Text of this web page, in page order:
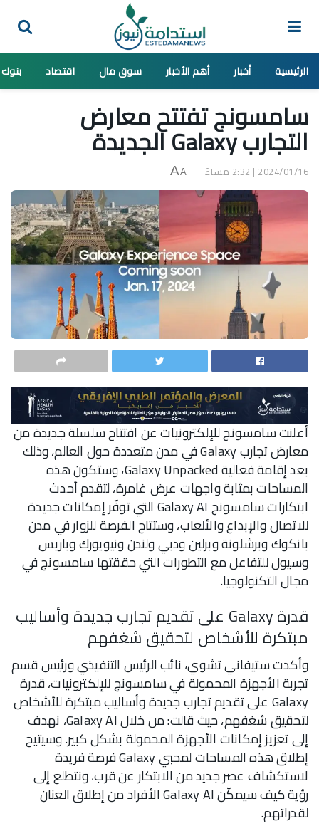
الرئيسية أخبار أهم الأخبار سوق مال اقتصاد بنوك
سامسونج تفتتح معارض
التجارب Galaxy الجديدة
2024/01/16 | 2:32 مساءً A
A
أعلنت سامسونج للإلكترونيات عن افتتاح سلسلة جديدة من
معارض تجارب Galaxy في مدن متعددة حول العالم، وذلك
بعد إقامة فعالية Galaxy Unpacked، وستكون هذه
المساحات بمثابة واجهات عرض غامرة، لتقدم أحدث
ابتكارات سامسونج Galaxy AI التي توفّر إمكانات جديدة
للاتصال والإبداع والألعاب، وستتاح الفرصة للزوار في مدن
بانكوك وبرشلونة وبرلين ودبي ولندن ونيويورك وباريس
وسيول للتفاعل مع التطورات التي حققتها سامسونج في
مجال التكنولوجيا.
قدرة Galaxy على تقديم تجارب جديدة وأساليب
مبتكرة للأشخاص لتحقيق شغفهم
وأكدت ستيفاني تشوي، نائب الرئيس التنفيذي ورئيس قسم
تجربة الأجهزة المحمولة في سامسونج للإلكترونيات، قدرة
Galaxy على تقديم تجارب جديدة وأساليب مبتكرة للأشخاص
لتحقيق شغفهم، حيث قالت: من خلال Galaxy AI، نهدف
إلى تعزيز إمكانات الأجهزة المحمولة بشكل كبير. وسيتيح
إطلاق هذه المساحات لمحبي Galaxy فرصة فريدة
لاستكشاف عصر جديد من الابتكار عن قرب، ونتطلع إلى
رؤية كيف سيمكّن Galaxy AI الأفراد من إطلاق العنان
لقدراتهم.